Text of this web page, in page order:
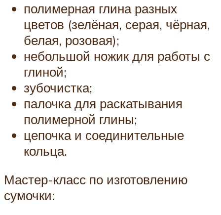
полимерная глина разных
цветов (зелёная, серая, чёрная,
белая, розовая);
небольшой ножик для работы с
глиной;
зубочистка;
палочка для раскатывания
полимерной глины;
цепочка и соединительные
кольца.
Мастер-класс по изготовлению
сумочки: